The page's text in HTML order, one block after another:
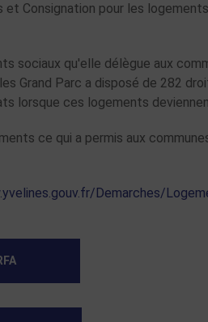
Consignation pour les
sociaux qu'elle délègue aux
Grand Parc a disposé de 282
lorsque ces logements
ce qui a permis aux
Demarches/